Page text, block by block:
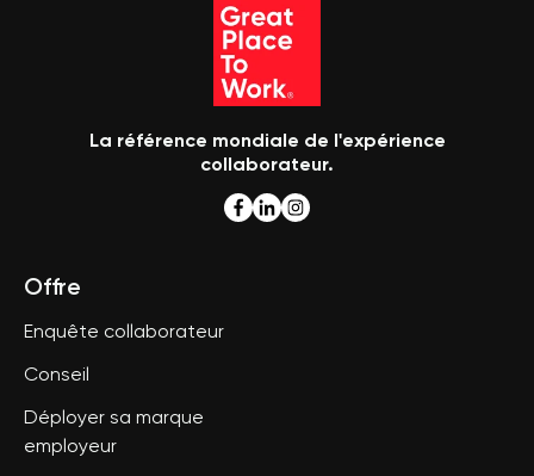
La référence mondiale de l'expérience
collaborateur.
Offre
Enquête collaborateur
Conseil
Déployer sa marque
employeur